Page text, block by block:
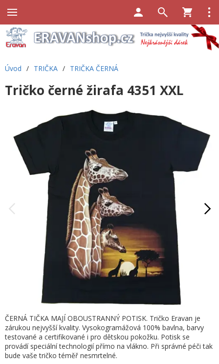
Úvod / TRIČKA / TRIČKA ČERNÁ
Tričko černé žirafa 4351 XXL
ČERNÁ TIČKA MAJÍ OBOUSTRANNÝ POTISK. Tričko Eravan je
zárukou nejvyšší kvality. Vysokogramážová 100% bavlna, barvy
testované a certifikované i pro dětskou pokožku. Potisk se
provádí speciální technologií přímo na vlákno. Při správné péči tak
bude vaše tričko téměř nesmrtelné.